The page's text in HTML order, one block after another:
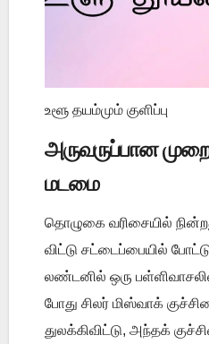
உளூ தயம்மும் குளிப்பு
அருவருப்பான
மடமை
தொழுகை வரிசையில்
விட்டு சட்டைப்பையில்
லண்டனில் ஒரு
போது சிலர் மிஸ்வாக்
துலக்கிவிட்டு, அந்தக்